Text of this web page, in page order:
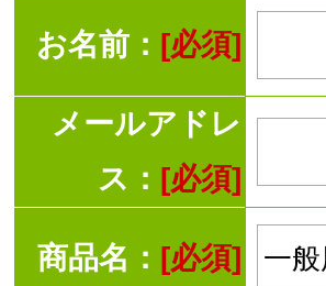
お名前： [必須]
メールアドレ
ス： [必須]
商品名： [必須]